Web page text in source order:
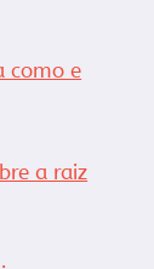
como e
a raiz